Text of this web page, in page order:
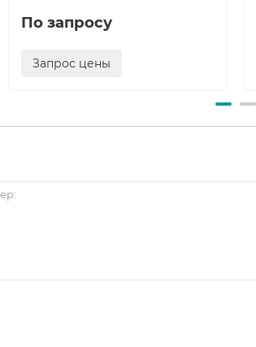
По запросу
Запрос цены